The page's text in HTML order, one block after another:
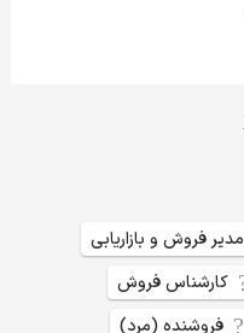
مدیر فروش و بازاریابی
کارشناس فروش
فروشنده (مرد)